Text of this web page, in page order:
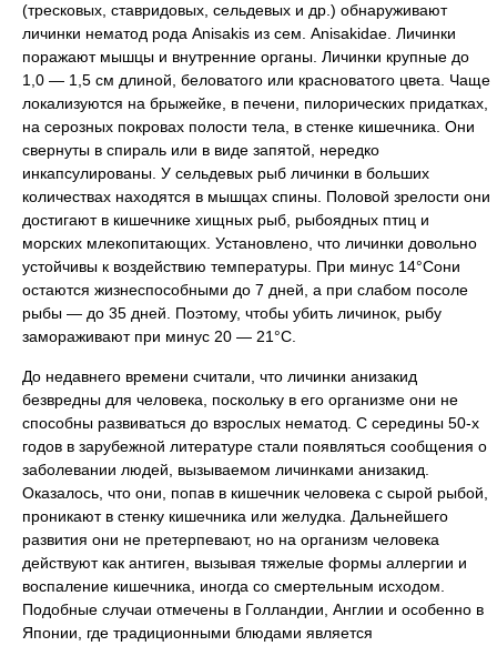
(тресковых, ставридовых, сельдевых и др.) обнаруживают
личинки нематод рода Anisakis из сем. Anisakidae. Личинки
поражают мышцы и внутренние органы. Личинки крупные до
1,0 — 1,5 см длиной, беловатого или красноватого цвета. Чаще
локализуются на брыжейке, в печени, пилорических придатках,
на серозных покровах полости тела, в стенке кишечника. Они
свернуты в спираль или в виде запятой, нередко
инкапсулированы. У сельдевых рыб личинки в больших
количествах находятся в мышцах спины. Половой зрелости они
достигают в кишечнике хищных рыб, рыбоядных птиц и
морских млекопитающих. Установлено, что личинки довольно
устойчивы к воздействию температуры. При минус 14°Сони
остаются жизнеспособными до 7 дней, а при слабом посоле
рыбы — до 35 дней. Поэтому, чтобы убить личинок, рыбу
замораживают при минус 20 — 21°С.
До недавнего времени считали, что личинки анизакид
безвредны для человека, поскольку в его организме они не
способны развиваться до взрослых нематод. С середины 50-х
годов в зарубежной литературе стали появляться сообщения о
заболевании людей, вызываемом личинками анизакид.
Оказалось, что они, попав в кишечник человека с сырой рыбой,
проникают в стенку кишечника или желудка. Дальнейшего
развития они не претерпевают, но на организм человека
действуют как антиген, вызывая тяжелые формы аллергии и
воспаление кишечника, иногда со смертельным исходом.
Подобные случаи отмечены в Голландии, Англии и особенно в
Японии, где традиционными блюдами является